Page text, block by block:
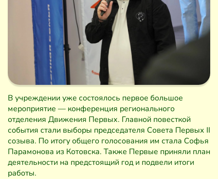
В учреждении уже состоялось первое большое
мероприятие — конференция регионального
отделения Движения Первых. Главной повесткой
события стали выборы председателя Совета Первых II
созыва. По итогу общего голосования им стала Софья
Парамонова из Котовска. Также Первые приняли план
деятельности на предстоящий год и подвели итоги
работы.